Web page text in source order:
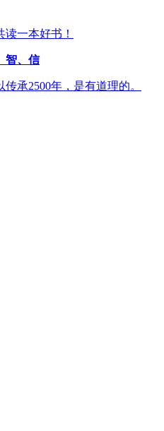
一本好书！
智、信
承2500年，是有道理的。